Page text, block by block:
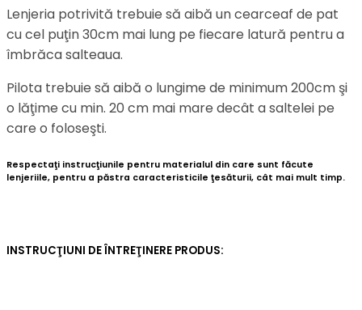
Lenjeria potrivită trebuie să aibă un cearceaf de pat
cu cel puţin 30cm mai lung pe fiecare latură pentru a
îmbrăca salteaua.
Pilota trebuie să aibă o lungime de minimum 200cm şi
o lăţime cu min. 20 cm mai mare decât a saltelei pe
care o foloseşti.
Respectaţi instrucţiunile pentru materialul din care sunt făcute
lenjeriile, pentru a păstra caracteristicile ţesăturii, cât mai mult timp.
INSTRUCŢIUNI DE ÎNTREŢINERE PRODUS: